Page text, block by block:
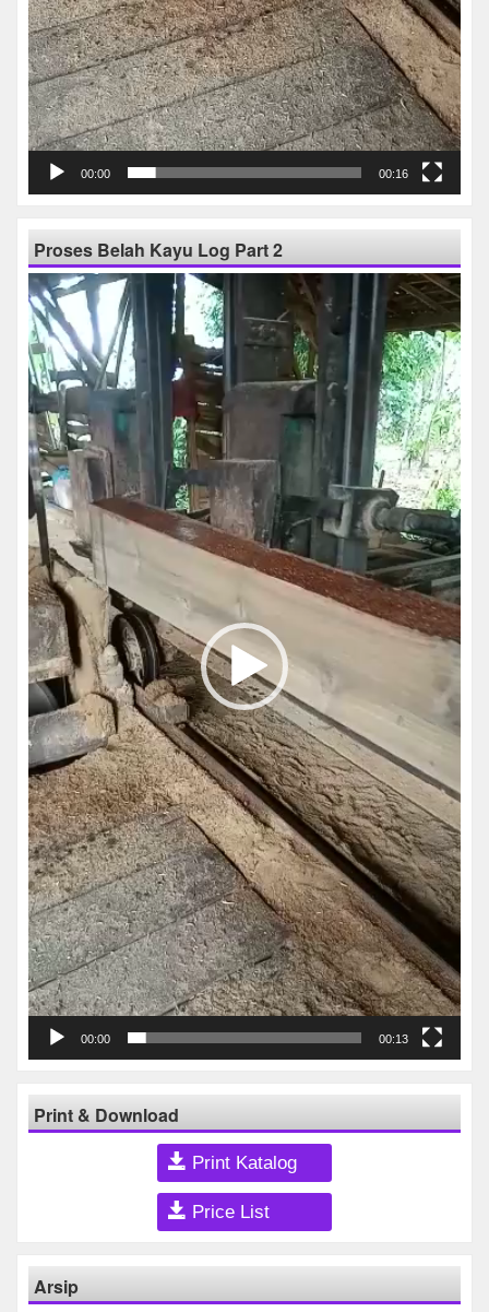
00:00 00:16
Proses Belah Kayu Log Part 2
Pemutar
Video
00:00 00:13
Print & Download
Print Katalog
Price List
Arsip